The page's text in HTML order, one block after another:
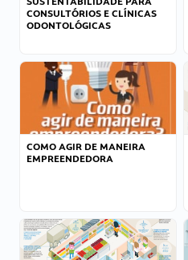
CONSULTÓRIOS E CLÍNICAS
ODONTOLÓGICAS
COMO AGIR DE MANEIRA
EMPREENDEDORA